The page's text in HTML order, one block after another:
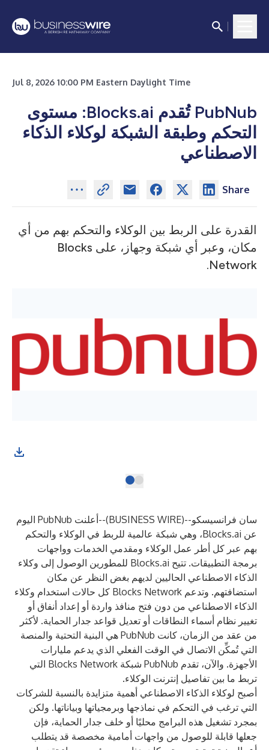
Jul 8, 2026 10:00 PM Eastern Daylight Time
PubNub تُقدم Blocks.ai: مستوى
التحكم وطبقة الشبكة لوكلاء الذكاء
الاصطناعي
Share
القدرة على الربط بين الوكلاء والتحكم بهم من أي
مكان، وعبر أي شبكة وجهاز، على Blocks
Network.
--(BUSINESS WIRE )--سان فرانسيسكو
أعلنت PubNub اليوم
عن Blocks.ai، وهي شبكة عالمية للربط في الوكلاء والتحكم
بهم عبر كل أطر عمل الوكلاء ومقدمي الخدمات وواجهات
برمجة التطبيقات. تتيح Blocks.ai للمطورين الوصول إلى وكلاء
الذكاء الاصطناعي الحاليين لديهم بغض النظر عن مكان
استضافتهم. وتدعم Blocks Network كل حالات استخدام وكلاء
الذكاء الاصطناعي من دون فتح منافذ واردة أو إعداد أنفاق أو
تغيير نظام أسماء النطاقات أو تعديل قواعد جدار الحماية. لأكثر
من عقد من الزمان، كانت PubNub هي البنية التحتية والمنصة
التي تُمكِّن الاتصال في الوقت الفعلي الذي يدعم مليارات
الأجهزة. والآن، تقدم PubNub شبكة Blocks Network التي
تربط ما بين تفاصيل إنترنت الوكلاء.
أصبح لوكلاء الذكاء الاصطناعي أهمية متزايدة بالنسبة للشركات
التي ترغب في التحكم في نماذجها وبرمجياتها وبياناتها. ولكن
بمجرد تشغيل هذه البرامج محليًا أو خلف جدار الحماية، فإن
جعلها قابلة للوصول من واجهات أمامية مخصصة قد يتطلب